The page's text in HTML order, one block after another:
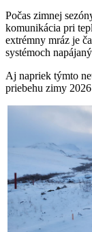
Počas zimnej
komunikácia pri
extrémny mráz je
systémoch
Aj napriek týmto
priebehu zimy